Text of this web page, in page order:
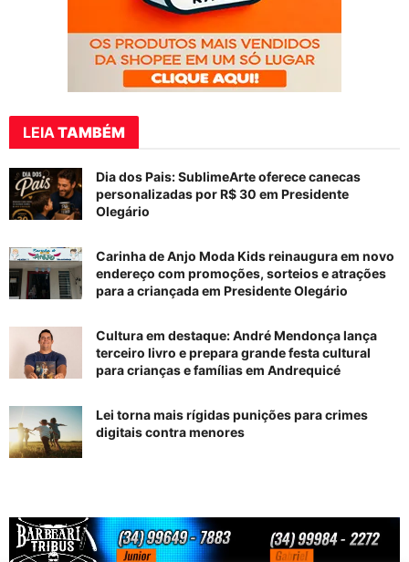
LEIATAMBÉM
Dia dos Pais: SublimeArte oferece canecas
personalizadas por R$ 30 em Presidente
Olegário
Carinha de Anjo Moda Kids reinaugura em novo
endereço com promoções, sorteios e atrações
para a criançada em Presidente Olegário
Cultura em destaque: André Mendonça lança
terceiro livro e prepara grande festa cultural
para crianças e famílias em Andrequicé
Lei torna mais rígidas punições para crimes
digitais contra menores